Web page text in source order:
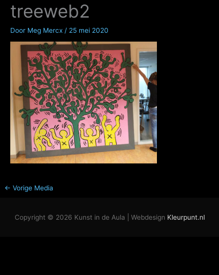
treeweb2
Door Meg Mercx / 25 mei 2020
← Vorige Media
Copyright © 2026 Kunst in de Aula | Webdesign Kleurpunt.nl